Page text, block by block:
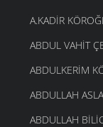
A.KADIR
ABDUL VAHIT
ABDULKERIM
ABDULLAH
ABDULLAH